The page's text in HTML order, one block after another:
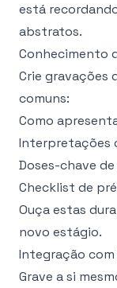
está
abstratos.
Conhecimento
Crie gravações
comuns:
Como
Interpretações
Doses-chave
Checklist de
Ouça estas
novo estágio.
Integração com
Grave a si